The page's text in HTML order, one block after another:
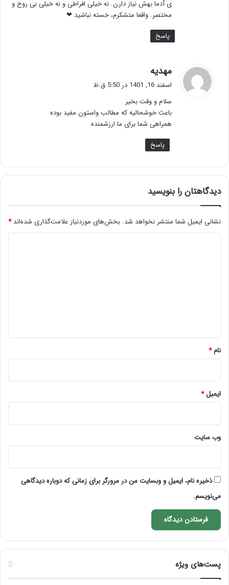
ی آدما بهش نیاز دارن. نه خیلی افراطی و نه خیلی بی روح و
مختصر. واقعا متشکرم، خسته نباشید ❤
پاسخ
مهدیه
ف
:
اسفند 16, 1401 در 5:50 ق.ظ
سلام و وقت بخیر
باعث خوشحالیه که مطالب واستون مفید بوده
همراهی شما برای ما ارزشمنده
پاسخ
دیدگاهتان را بنویسید
نشانی ایمیل شما منتشر نخواهد شد. بخش‌های موردنیاز علامت‌گذاری شده‌اند*
نام*
ایمیل*
وب‌ سایت
ذخیره نام، ایمیل و وبسایت من در مرورگر برای زمانی که دوباره دیدگاهی
می‌نویسم.
پست‌های ویژه